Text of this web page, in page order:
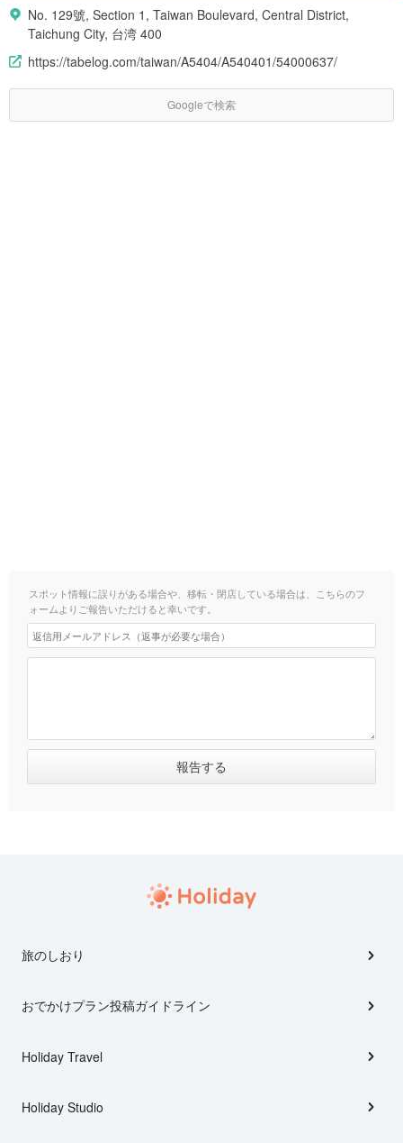
No. 129號, Section 1, Taiwan Boulevard, Central District,
Taichung City, 台湾 400
https://tabelog.com/taiwan/A5404/A540401/54000637/
Googleで検索
スポット情報に誤りがある場合や、移転・閉店している場合は、こちらのフ
ォームよりご報告いただけると幸いです。
旅のしおり
おでかけプラン投稿ガイドライン
Holiday Travel
Holiday Studio